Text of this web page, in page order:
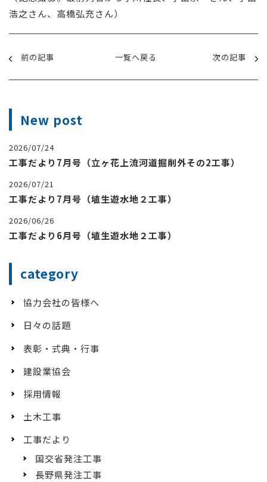
浩之さん、高橋弘充さん）
前の記事 一覧へ戻る 次の記事
New post
2026/07/24
工事だより7月号（立ヶ花上流河道掘削外その2工事）
2026/07/21
工事だより7月号（埴生遊水地２工事）
2026/06/26
工事だより6月号（埴生遊水地２工事）
category
協力会社の皆様へ
日々の話題
表彰・式典・行事
建設業協会
採用情報
土木工事
工事だより
国交省発注工事
長野県発注工事